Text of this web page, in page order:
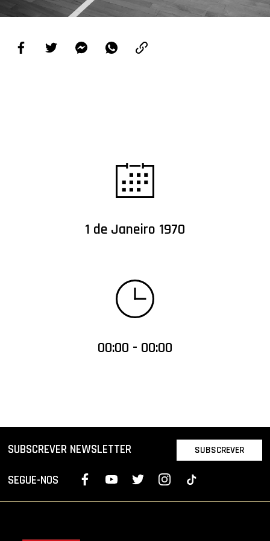
PROJETOS
LIGA BETCLIC MASCULINA
1 de Janeiro 1970
00:00 - 00:00
SUBSCREVER NEWSLETTER SUBSCREVER
SEGUE-NOS